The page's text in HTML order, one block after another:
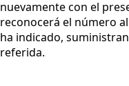
nuevamente con el
reconocerá el número
ha indicado,
referida.